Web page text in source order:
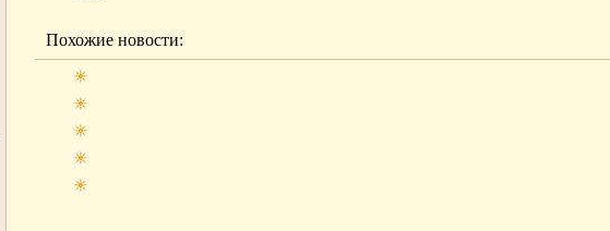
Похожие новости: